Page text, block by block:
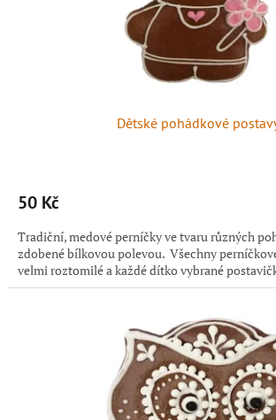
Dětské pohádkové
50 Kč
Tradiční, medové perníčky ve tvaru různých
zdobené bílkovou polevou. Všechny
velmi roztomilé a každé dítko vybrané